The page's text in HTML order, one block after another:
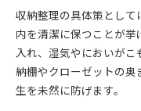
収納整理の具体策とし
内を清潔に保つことが
入れ、湿気やにおいが
納棚やクローゼットの
生を未然に防げます。